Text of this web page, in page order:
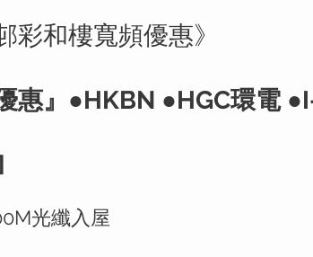
彩和樓寬頻優惠》
惠』●HKBN ●HGC環電
光纖入屋